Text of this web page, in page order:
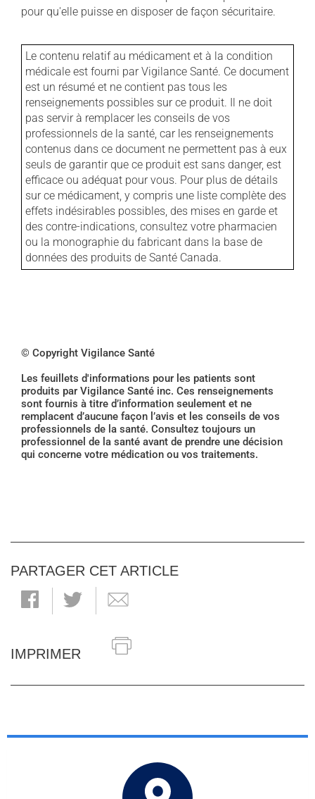
pour qu'elle puisse en disposer de façon sécuritaire.
Le contenu relatif au médicament et à la condition
médicale est fourni par Vigilance Santé. Ce document
est un résumé et ne contient pas tous les
renseignements possibles sur ce produit. Il ne doit
pas servir à remplacer les conseils de vos
professionnels de la santé, car les renseignements
contenus dans ce document ne permettent pas à eux
seuls de garantir que ce produit est sans danger, est
efficace ou adéquat pour vous. Pour plus de détails
sur ce médicament, y compris une liste complète des
effets indésirables possibles, des mises en garde et
des contre-indications, consultez votre pharmacien
ou la monographie du fabricant dans la base de
données des produits de Santé Canada.
© Copyright Vigilance Santé
Les feuillets d'informations pour les patients sont
produits par Vigilance Santé inc. Ces renseignements
sont fournis à titre d’information seulement et ne
remplacent d’aucune façon l’avis et les conseils de vos
professionnels de la santé. Consultez toujours un
professionnel de la santé avant de prendre une décision
qui concerne votre médication ou vos traitements.
PARTAGER CET ARTICLE
IMPRIMER